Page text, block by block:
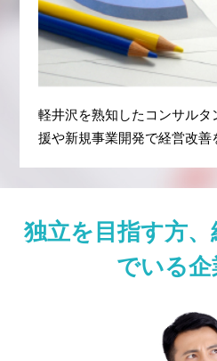
軽井沢を熟知したコンサルタ
援や新規事業開発で経営改善
独立を目指す方
でいる